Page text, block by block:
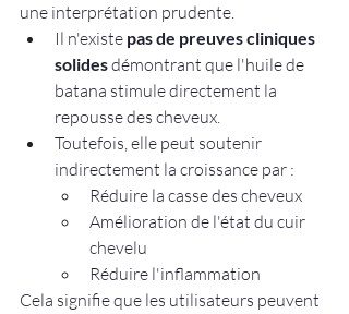
une interprétation prudente.
Il n'existe pas de preuves cliniques
solides démontrant que l'huile de
batana stimule directement la
repousse des cheveux.
Toutefois, elle peut soutenir
indirectement la croissance par :
Réduire la casse des cheveux
Amélioration de l'état du cuir
chevelu
Réduire l'inflammation
Cela signifie que les utilisateurs peuvent